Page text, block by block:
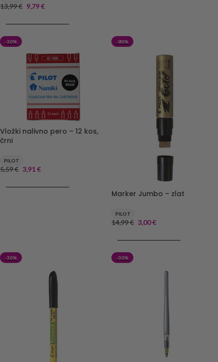
13,99€ 9,79€
-30%
Vložki nalivno pero – 12 kos,
črni
PILOT
5,59€ 3,91€
-80%
Marker Jumbo – zlat
PILOT
14,99€ 3,00€
-30% -30%